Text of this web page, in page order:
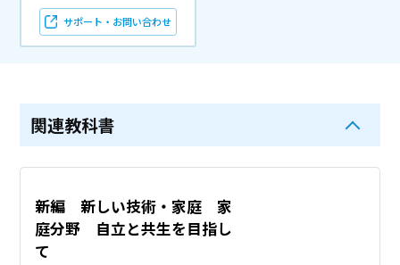
サポート・お問い合わせ
関連教科書
新編 新しい技術・家庭 家
庭分野 自立と共生を目指し
て